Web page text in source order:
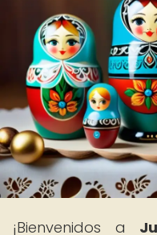
¡Bienvenidos a